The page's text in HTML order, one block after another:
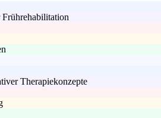
Therapiekonzepte